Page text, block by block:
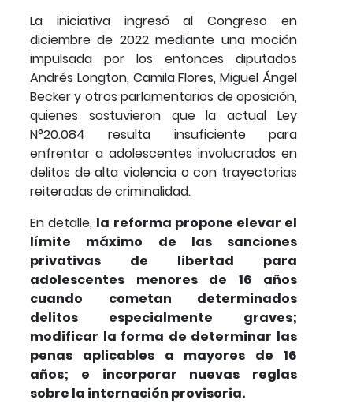
La iniciativa ingresó al Congreso en
diciembre de 2022 mediante una moción
impulsada por los entonces diputados
Andrés Longton, Camila Flores, Miguel Ángel
Becker y otros parlamentarios de oposición,
quienes sostuvieron que la actual Ley
N°20.084 resulta insuficiente para
enfrentar a adolescentes involucrados en
delitos de alta violencia o con trayectorias
reiteradas de criminalidad.
En detalle, la reforma propone elevar el
límite máximo de las sanciones
privativas de libertad para
adolescentes menores de 16 años
cuando cometan determinados
delitos especialmente graves;
modificar la forma de determinar las
penas aplicables a mayores de 16
años; e incorporar nuevas reglas
sobre la internación provisoria.